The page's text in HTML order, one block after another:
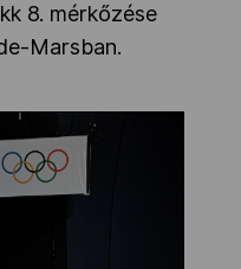
8. mérkőzése
Marsban.